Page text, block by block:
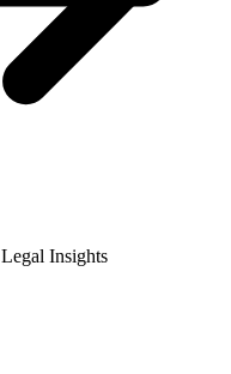
Legal Insights